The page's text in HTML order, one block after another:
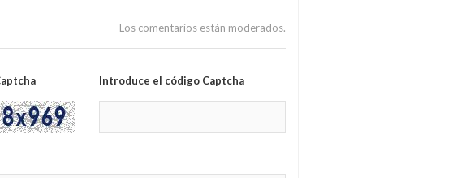
Los comentarios están moderados.
Introduce el código Captcha